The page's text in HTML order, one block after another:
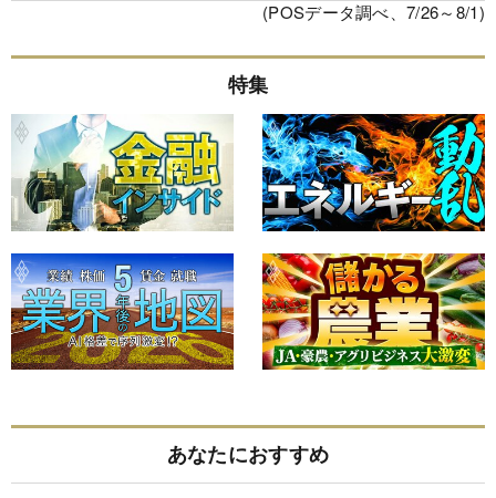
(POSデータ調べ、7/26～8/1)
特集
あなたにおすすめ